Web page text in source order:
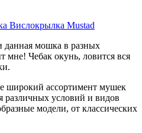
Вислокрылка Mustad
данная мошка в разных
мне! Чебак окунь, ловится вся
широкий ассортимент мушек
различных условий и видов
модели, от классических